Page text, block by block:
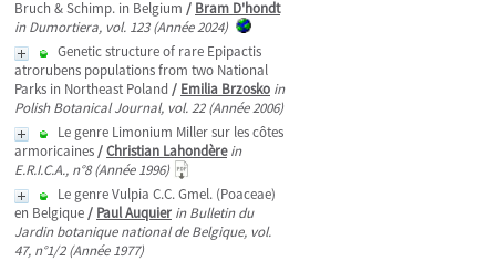
Bruch & Schimp. in Belgium / Bram D'hondt
in Dumortiera, vol. 123 (Année 2024)
Genetic structure of rare Epipactis
atrorubens populations from two National
Parks in Northeast Poland / Emilia Brzosko in
Polish Botanical Journal, vol. 22 (Année 2006)
Le genre Limonium Miller sur les côtes
armoricaines/Christian Lahondère in
E.R.I.C.A., n°8 (Année 1996)
Le genre Vulpia C.C. Gmel. (Poaceae)
en Belgique/ Paul Auquier in Bulletin du
Jardin botanique national de Belgique, vol.
47, n°1/2 (Année 1977)